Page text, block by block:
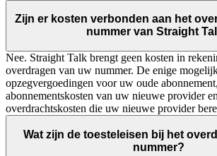
Zijn er kosten verbonden aan het
nummer van Straight
Nee. Straight Talk brengt geen kosten in
overdragen van uw nummer. De enige
opzegvergoedingen voor uw oude
abonnementskosten van uw nieuwe provider
overdrachtskosten die uw nieuwe provider
Wat zijn de toesteleisen bij het
nummer?